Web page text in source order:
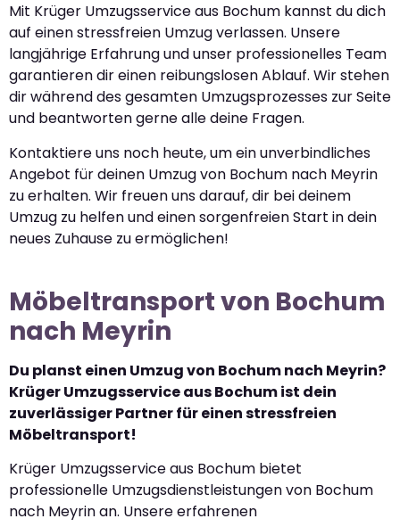
Mit Krüger Umzugsservice aus Bochum kannst du dich
auf einen stressfreien Umzug verlassen. Unsere
langjährige Erfahrung und unser professionelles Team
garantieren dir einen reibungslosen Ablauf. Wir stehen
dir während des gesamten Umzugsprozesses zur Seite
und beantworten gerne alle deine Fragen.
Kontaktiere uns noch heute, um ein unverbindliches
Angebot für deinen Umzug von Bochum nach Meyrin
zu erhalten. Wir freuen uns darauf, dir bei deinem
Umzug zu helfen und einen sorgenfreien Start in dein
neues Zuhause zu ermöglichen!
Möbeltransport von Bochum
nach Meyrin
Du planst einen Umzug von Bochum nach Meyrin?
Krüger Umzugsservice aus Bochum ist dein
zuverlässiger Partner für einen stressfreien
Möbeltransport!
Krüger Umzugsservice aus Bochum bietet
professionelle Umzugsdienstleistungen von Bochum
nach Meyrin an. Unsere erfahrenen